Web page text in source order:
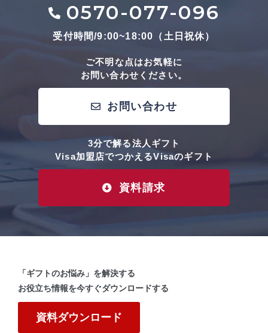
0570-077-096
受付時間/9:00~18:00（土日祝休）
ご不明な点はお気軽に
お問い合わせください。
お問い合わせ
3分で解る法人ギフト
Visa加盟店でつかえるVisaのギフト
資料請求
「ギフトのお悩み」を解決する
お役立ち情報を今すぐダウンロードする
資料ダウンロード